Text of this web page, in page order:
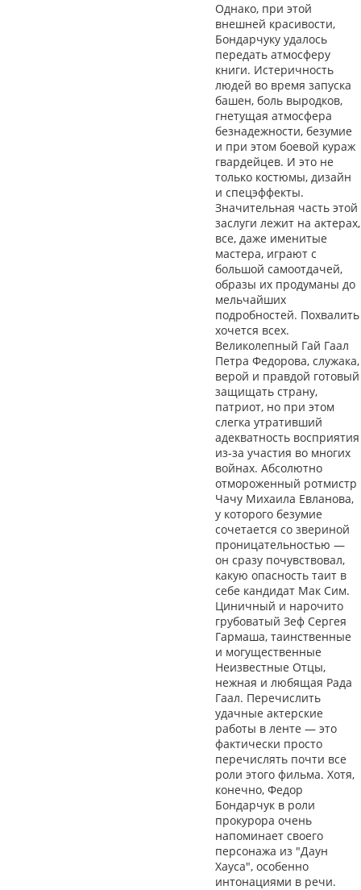
Однако, при этой
внешней красивости,
Бондарчуку удалось
передать атмосферу
книги. Истеричность
людей во время запуска
башен, боль выродков,
гнетущая атмосфера
безнадежности, безумие
и при этом боевой кураж
гвардейцев. И это не
только костюмы, дизайн
и спецэффекты.
Значительная часть этой
заслуги лежит на актерах,
все, даже именитые
мастера, играют с
большой самоотдачей,
образы их продуманы до
мельчайших
подробностей. Похвалить
хочется всех.
Великолепный Гай Гаал
Петра Федорова, служака,
верой и правдой готовый
защищать страну,
патриот, но при этом
слегка утративший
адекватность восприятия
из-за участия во многих
войнах. Абсолютно
отмороженный ротмистр
Чачу Михаила Евланова,
у которого безумие
сочетается со звериной
проницательностью —
он сразу почувствовал,
какую опасность таит в
себе кандидат Мак Сим.
Циничный и нарочито
грубоватый Зеф Сергея
Гармаша, таинственные
и могущественные
Неизвестные Отцы,
нежная и любящая Рада
Гаал. Перечислить
удачные актерские
работы в ленте — это
фактически просто
перечислять почти все
роли этого фильма. Хотя,
конечно, Федор
Бондарчук в роли
прокурора очень
напоминает своего
персонажа из "Даун
Хауса", особенно
интонациями в речи.